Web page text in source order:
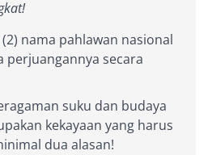
nama pahlawan nasional
perjuangannya secara
suku dan budaya
kekayaan yang harus
dua alasan!